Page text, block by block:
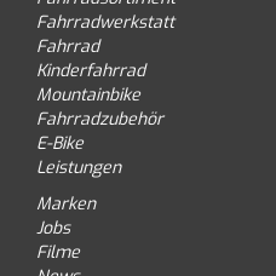
Fahrradwerkstatt
Fahrrad
Kinderfahrrad
Mountainbike
Fahrradzubehör
E-Bike
Leistungen
Marken
Jobs
Filme